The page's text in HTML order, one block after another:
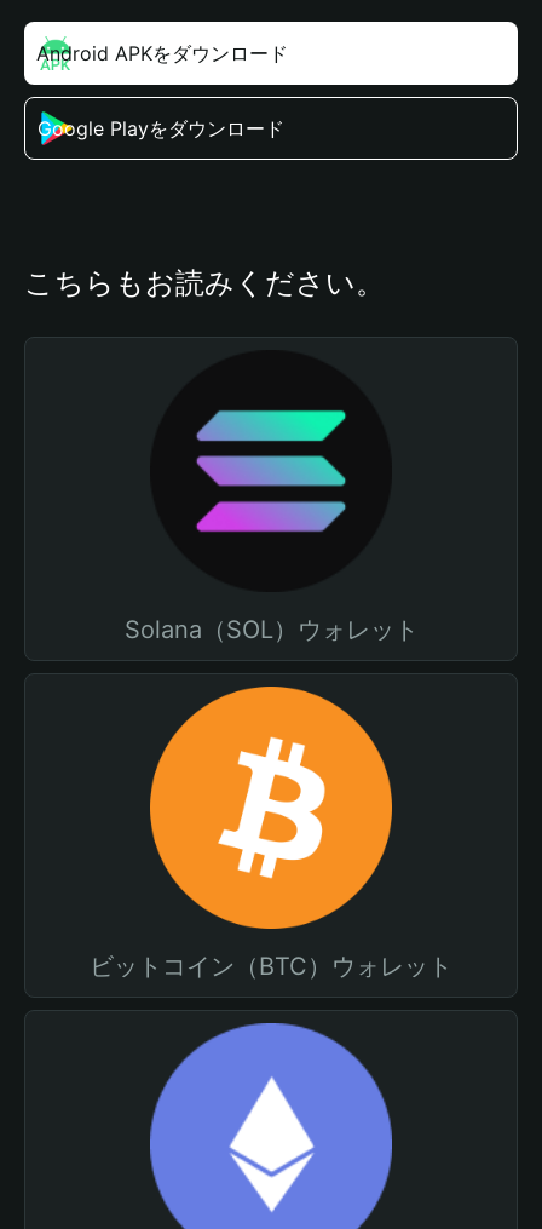
Android APKをダウンロード
Google Playをダウンロード
こちらもお読みください。
Solana（SOL）ウォレット
ビットコイン（BTC）ウォレット